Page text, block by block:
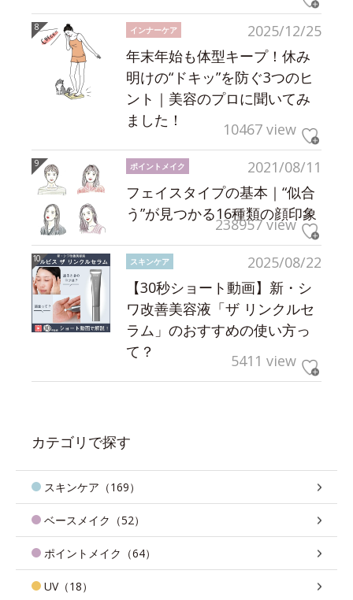
2025/12/25
インナーケア
年末年始も体型キープ！休み
明けの“ドキッ”を防ぐ3つのヒ
ント｜美容のプロに聞いてみ
ました！
10467 view
2021/08/11
ポイントメイク
フェイスタイプの基本｜“似合
う”が見つかる16種類の顔印象
238957 view
2025/08/22
スキンケア
【30秒ショート動画】新・シ
ワ改善美容液「ザ リンクルセ
ラム」のおすすめの使い方っ
て？
5411 view
カテゴリで探す
スキンケア（169）
ベースメイク（52）
ポイントメイク（64）
UV（18）